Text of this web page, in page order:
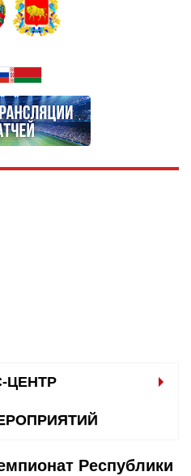
ЦЕНТР
Республики